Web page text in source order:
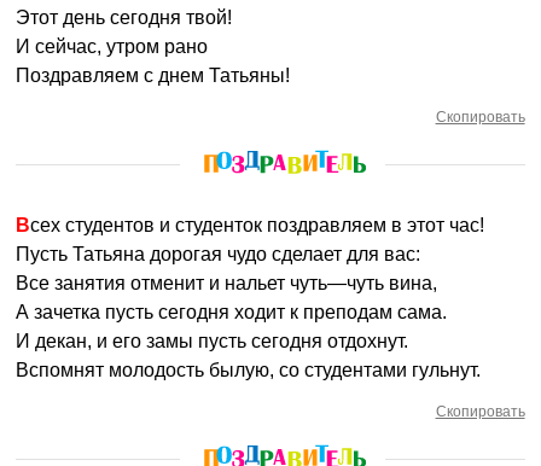
Этот день сегодня твой!
И сейчас, утром рано
Поздравляем с днем Татьяны!
Скопировать
Всех студентов и студенток поздравляем в этот час!
Пусть Татьяна дорогая чудо сделает для вас:
Все занятия отменит и нальет чуть—чуть вина,
А зачетка пусть сегодня ходит к преподам сама.
И декан, и его замы пусть сегодня отдохнут.
Вспомнят молодость былую, со студентами гульнут.
Скопировать